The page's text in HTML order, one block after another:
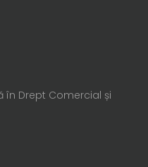
în Drept Comercial și